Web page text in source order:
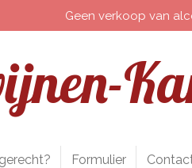
Geen verkoop van
Formulier